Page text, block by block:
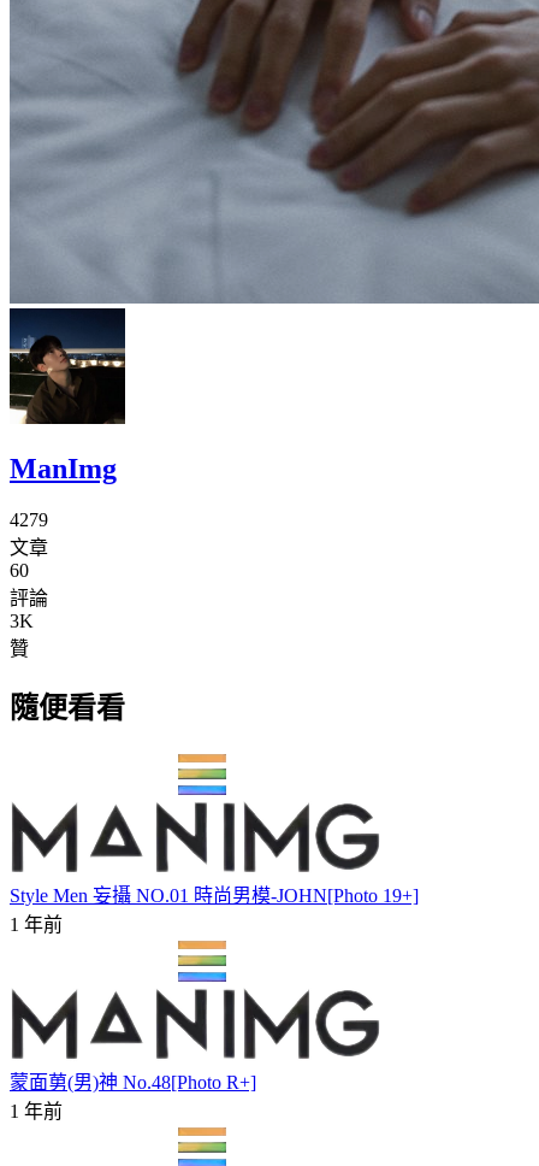
ManImg
4279
文章
60
評論
3K
贊
隨便看看
Style Men 妄攝 NO.01 時尚男模-JOHN[Photo 19+]
1 年前
蒙面莮(男)神 No.48[Photo R+]
1 年前